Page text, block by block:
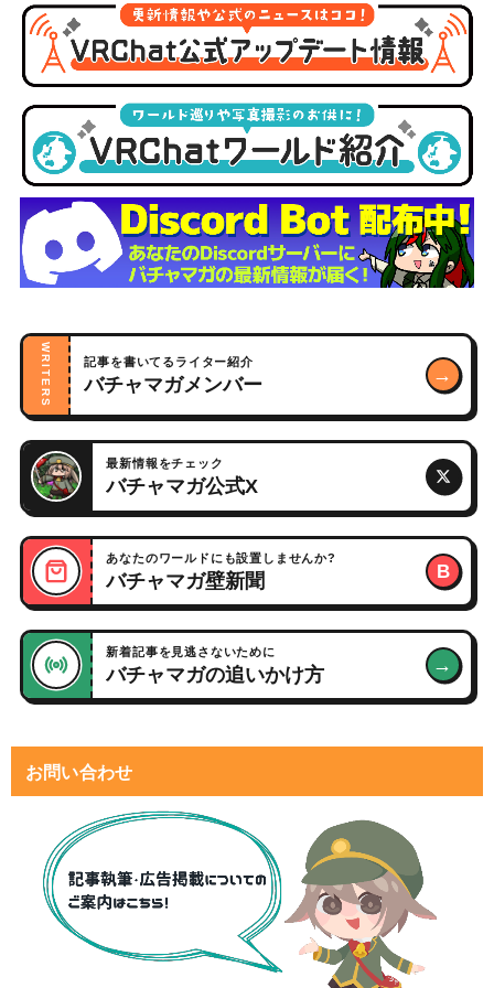
WRITERS 記事を書いてるライター紹介
バチャマガメンバー →
最新情報をチェック
バチャマガ公式X
あなたのワールドにも設置しませんか?
バチャマガ壁新聞 B
新着記事を見逃さないために
バチャマガの追いかけ方 →
お問い合わせ